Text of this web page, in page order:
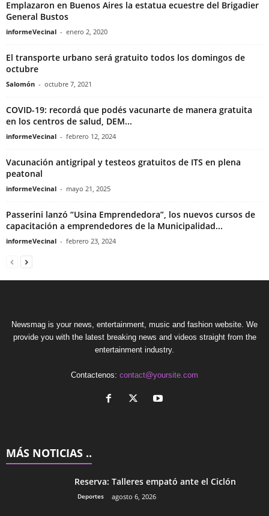
Emplazaron en Buenos Aires la estatua ecuestre del Brigadier
General Bustos
informeVecinal - enero 2, 2020
El transporte urbano será gratuito todos los domingos de
octubre
Salomón - octubre 7, 2021
COVID-19: recordá que podés vacunarte de manera gratuita
en los centros de salud, DEM...
informeVecinal - febrero 12, 2024
Vacunación antigripal y testeos gratuitos de ITS en plena
peatonal
informeVecinal - mayo 21, 2025
Passerini lanzó “Usina Emprendedora”, los nuevos cursos de
capacitación a emprendedores de la Municipalidad...
informeVecinal - febrero 23, 2024
Newsmag is your news, entertainment, music and fashion website. We
provide you with the latest breaking news and videos straight from the
entertainment industry.
Contactenos: contact@yoursite.com
MÁS NOTICIAS ..
Reserva: Talleres empató ante el Ciclón
Deportes agosto 6, 2026